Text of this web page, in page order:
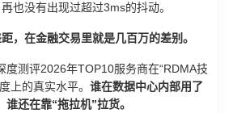
也没有出现过超过3ms的抖动。
，在金融交易里就是几百万的差别。
度测评2026年TOP10服务商在“RDMA技
上的真实水平。 谁在数据中心内部用了
谁还在靠“拖拉机”拉货。